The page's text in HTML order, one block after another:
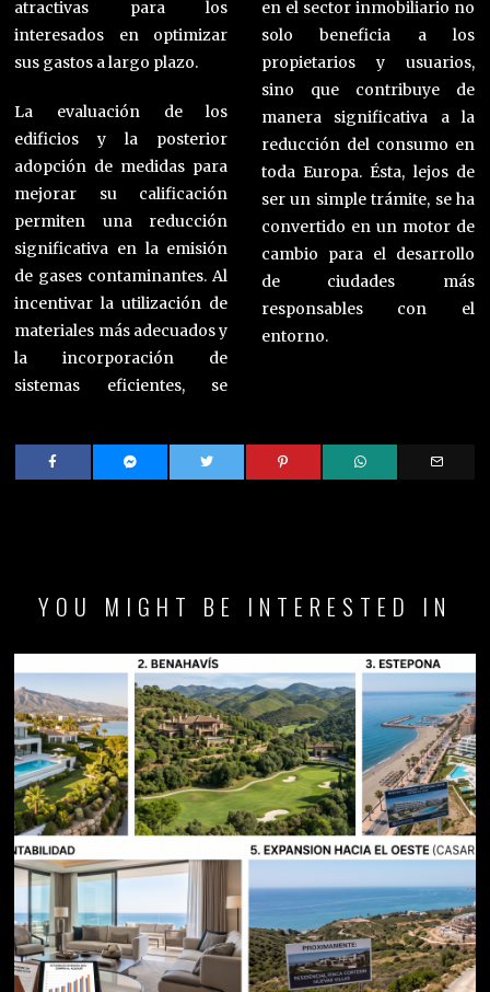
atractivas para los
interesados en optimizar
sus gastos a largo plazo.
La evaluación de los
edificios y la posterior
adopción de medidas para
mejorar su calificación
permiten una reducción
significativa en la emisión
de gases contaminantes. Al
incentivar la utilización de
materiales más adecuados y
la incorporación de
sistemas eficientes, se
en el sector inmobiliario no
solo beneficia a los
propietarios y usuarios,
sino que contribuye de
manera significativa a la
reducción del consumo en
toda Europa. Ésta, lejos de
ser un simple trámite, se ha
convertido en un motor de
cambio para el desarrollo
de ciudades más
responsables con el
entorno.
YOU MIGHT BE INTERESTED IN